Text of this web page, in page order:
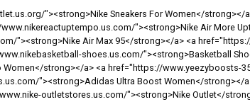
Kids</strong></a> <a href="https://www.pandoranecklaces.us/"><strong>Pandora Necklace</strong></a> <a href="https://www.nikeoutletstore-onlineshopping.us.org/"><strong>Nike Outlet Store Online Shopping</strong></a> <a href="https://www.nikeoutletonlineclearance.us.com/"><strong>Nike Clearance Outlet</strong></a> <a href="https://www.nikefactorystoreonline.us.com/"><strong>Nike Factory Store Online</strong></a> <a href="https://www.nikeshoesfactorystore.us.com/"><strong>Nike Shoes</strong></a> <a href="https://www.ultra-boosts.us.com/"><strong>Ultra Boost</strong></a> <a href="https://www.nikeair-max270.us/"><strong>Nike Air Max 270</strong></a> <a href="https://www.nikeoutlet-factory.us.com/"><strong>Nike Factory Outlet</strong></a> <a href="https://www.lebron16shoes.us.org/"><strong>Lebron 16 Shoes</strong></a> <a href="https://www.ferragamosshoes.us.com/"><strong>Ferragamo Outlet</strong></a> <a href="https://www.christianlouboutins-outlet.us.com/"><strong>Christian Louboutin Outlet</strong></a> <a href="https://www.outletstoreonlineshopping.us/"><strong>Nike Outlet Store</strong></a> <a href="https://www.valentinoshoessale.us.com/"><strong>Valentino Shoes</strong></a> <a href="https://www.nikeoutletstoreonlines.us.com/"><strong>Nike Outlet Store</strong></a> <a href="https://www.nike-airmax98.us/"><strong>Air Max 98</strong></a> <a href="https://www.adidasstan-smith.us.com/"><strong>Adidas Stan Smith Sneakers</strong></a> <a href="https://www.airforceones.us.com/"><strong>Air Force Ones</strong></a> <a href="https://www.fjallravenbackpack.us/"><strong>Fjallraven Kanken</strong></a> <a href="https://www.nikeairzooms.us.com/"><strong>Nike Air Zoom Pegasus 36</strong></a> <a href="https://www.runningshoesformenwomen.us/"><strong>Nike Running Shoes</strong></a> <a href="https://www.christianlouboutinshoessaleoutlets.us/"><strong>Louboutin Outlet</strong></a> <a href="https://www.redbottomslouboutinshoes.us/"><strong>Louboutin Shoes</strong></a> <a href="https://www.nikesneakerssale.us.com/"><strong>Nike Sneakers For Men</strong></a> <a href="https://www.kevin-durantsshoes.us.com/"><strong>Kevin Durant Shoes</strong></a> <a href="https://www.yeezys-adidas.us.com/"><strong>Yeezy Boost 350</strong></a> <a href="https://www.nike-stores.us.org/"><strong>Nike Store Online</strong></a> <a href="https://www.louboutinheelsshoes.us.com/"><strong>Louboutin Heels</strong></a> <a href="https://www.pandorabracelets-clearance.us.com/"><strong>Pandora Bracelets Clearance</strong></a> <a href="https://www.jordan11gammablue.us/"><strong>Jordan 11 Blue</strong></a> <a href="https://www.nikeoutletstoreonline-shopping.us.com/"><strong>Nike Outlet Store Online Shopping</strong></a> <a href="https://www.lebron-jamesshoes.us.org/"><strong>Lebron Shoes</strong></a> <a href="https://www.yeezy500.us.org/"><strong>Yeezy 500 Black</strong></a> <a href="https://www.air-max95.us.com/"><strong>Nike Air Max 95 Essential</strong></a> <a href="https://www.red-bottomshoesforwomen.us.com/"><strong>Red Bottom Shoes For Women</strong></a> <a href="https://www.asicsshoesoutlet.us.com/"><strong>Asics Outlet</strong></a> <a href="https://www.nike-clearance.us.com/"><strong>Nike Clearance</strong></a> <a href="https://www.charmsjewelryrings.uk.com/"><strong>Pandora</strong></a> <a href="https://www.christian-louboutins.us.org/"><strong>Christian Louboutin Sale</strong></a> <a href="https://www.pandora-earrings.us/"><strong>Pandora Jewelry</strong></a> <a href="https://www.jewelrycharmsrings.uk.com/"><strong>Pandora Rings</strong></a> <a href="https://